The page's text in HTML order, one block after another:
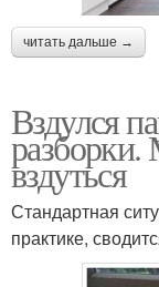
читать дальше →
Вздулся
разборки.
вздуться
Стандартная
практике,